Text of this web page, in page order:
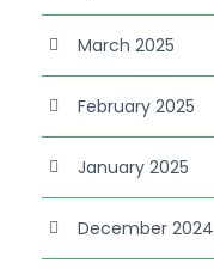
March 2025
February 2025
January 2025
December 2024